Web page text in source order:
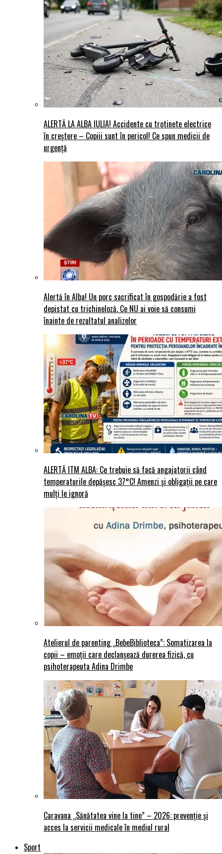
ALERTĂ LA ALBA IULIA! Accidente cu trotinete electrice
în creștere – Copiii sunt în pericol! Ce spun medicii de
urgență
Alertă în Alba! Un porc sacrificat în gospodărie a fost
depistat cu trichineloză. Ce NU ai voie să consumi
înainte de rezultatul analizelor
ALERTĂ ITM ALBA: Ce trebuie să facă angajatorii când
temperaturile depășesc 37°C! Amenzi și obligații pe care
mulți le ignoră
Atelierul de parenting „BebeBiblioteca”: Somatizarea la
copii – emoții care declanșează durerea fizică, cu
psihoterapeuta Adina Drimbe
Caravana „Sănătatea vine la tine” – 2026: prevenție și
acces la servicii medicale în mediul rural
Sport